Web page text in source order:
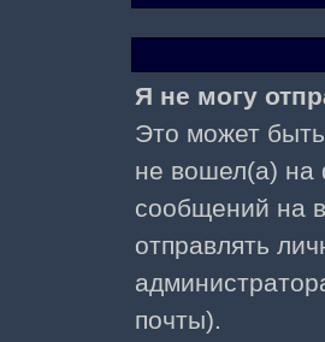
Я не могу
Это может
не вошел(а) на
сообщений на
отправлять
почты).